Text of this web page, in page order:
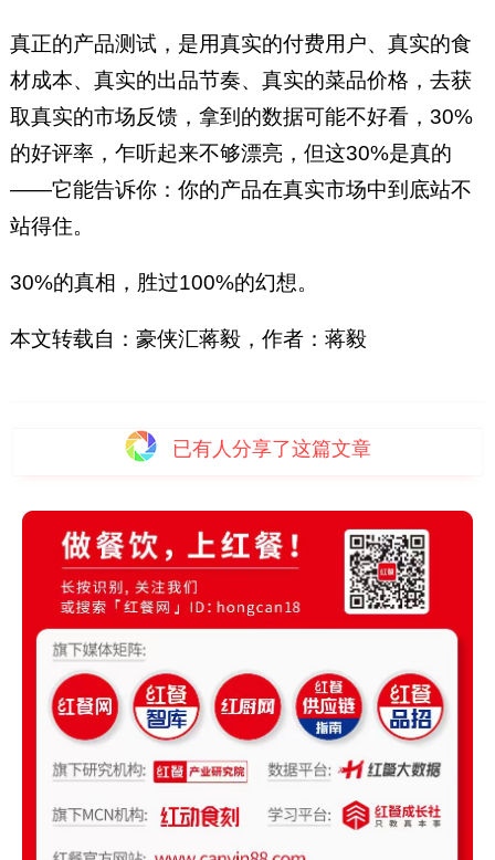
真正的产品测试，是用真实的付费用户、真实的食
材成本、真实的出品节奏、真实的菜品价格，去获
取真实的市场反馈，拿到的数据可能不好看，30%
的好评率，乍听起来不够漂亮，但这30%是真的
——它能告诉你：你的产品在真实市场中到底站不
站得住。
30%的真相，胜过100%的幻想。
本文转载自：豪侠汇蒋毅，作者：蒋毅
已有 人分享了这篇文章